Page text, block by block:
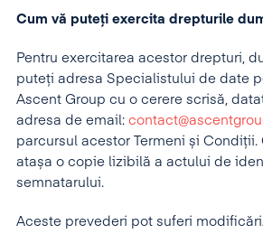
Cum vă puteți exercita drepturile
Pentru exercitarea acestor drepturi,
puteți adresa Specialistului de date
Ascent Group cu o cerere scrisă,
adresa de email:
parcursul acestor Termeni și Condiții.
atașa o copie lizibilă a actului de
semnatarului.
Aceste prevederi pot suferi